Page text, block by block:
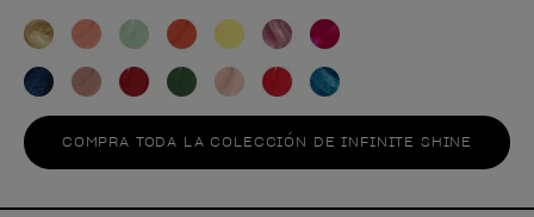
COMPRA TODA LA COLECCIÓN DE INFINITE SHINE